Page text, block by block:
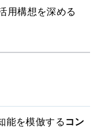
用構想を深める
能を模倣する コン